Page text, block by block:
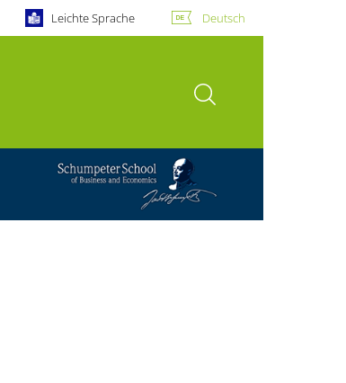
Leichte Sprache Deutsch
Suche öffnen